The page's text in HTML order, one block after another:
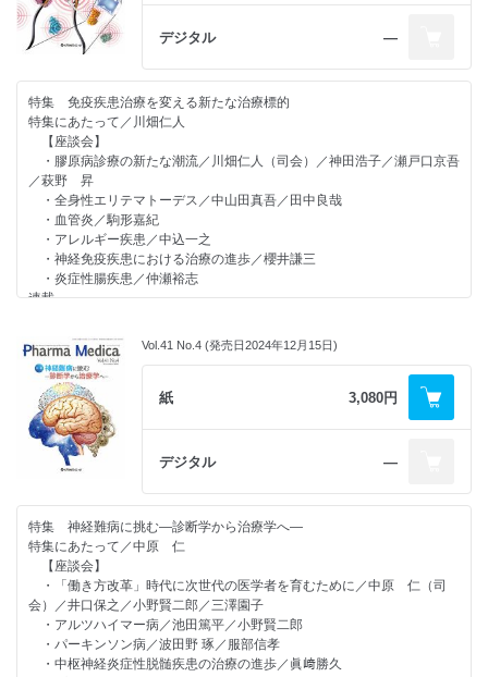
内視鏡画像診断支援ソフトウェアgastroAI ™ model-G の登場と今後
の消化器内視鏡診療／多田智裕／菊池亮佑／柴田淳一
【学会レポート】
・第37回日本冠疾患学会学術集会／上妻 謙
・第65回日本肺癌学会学術集会 総合力で肺がんに克つ／大江裕一郎
・第86回日本血液学会学術集会／山下浩平
【Medical Scope】
・生活習慣改善に基づく持続可能な肥満症診療／佐々木駿／石垣 泰
・関節リウマチ患者の骨粗鬆症対策／蛯名耕介
その他
・心不全診療ガイドラインの改訂によせて
デジタル ―
特集 免疫疾患治療を変える新たな治療標的
特集にあたって／川畑仁人
【座談会】
・膠原病診療の新たな潮流／川畑仁人（司会）／神田浩子／瀬戸口京吾
／萩野 昇
・全身性エリテマトーデス／中山田真吾／田中良哉
・血管炎／駒形嘉紀
・アレルギー疾患／中込一之
・神経免疫疾患における治療の進歩／櫻井謙三
・炎症性腸疾患／仲瀬裕志
連載
家族性高コレステロール血症におけるゲノム医療／多田隼人
【R＆D ～第一人者に聞く～】
ブレンツキシマブ ベドチンの医師主導治験：希少疾患治療への挑戦
／平井陽至
【CUTTING-EDGE MEDICAL INTRODUCTION】
吉備中央町における救急医療DXの取り組み／上田浩平
【学会レポート】
・第32回日本心血管インターベンション治療学会；CVIT2024を終えて
【医学・薬学 人物往来】
第5回 循環器診療における低酸素誘導因子(HIF)／辻田賢一／武田憲
【Medical Scope】
・今、注目すべきVPDsとワクチン接種の現状 麻疹・風疹ワクチン／
森野紗衣子
・遅発性ジスキネジアの病態に関するトピックス／冨山誠彦
Vol.41 No.4 (発売日2024年12月15日)
紙 3,080円
デジタル ―
特集 神経難病に挑む―診断学から治療学へ―
特集にあたって／中原 仁
【座談会】
・「働き方改革」時代に次世代の医学者を育むために／中原 仁（司
会）／井口保之／小野賢二郎／三澤園子
・アルツハイマー病／池田篤平／小野賢二郎
・パーキンソン病／波田野 琢／服部信孝
・中枢神経炎症性脱髄疾患の治療の進歩／眞﨑勝久